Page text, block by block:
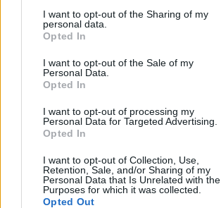
I want to opt-out of the Sharing of my
personal data.
Opted In
I want to opt-out of the Sale of my
Personal Data.
Opted In
I want to opt-out of processing my
Personal Data for Targeted Advertising.
Opted In
I want to opt-out of Collection, Use,
Retention, Sale, and/or Sharing of my
Personal Data that Is Unrelated with the
Purposes for which it was collected.
Opted Out